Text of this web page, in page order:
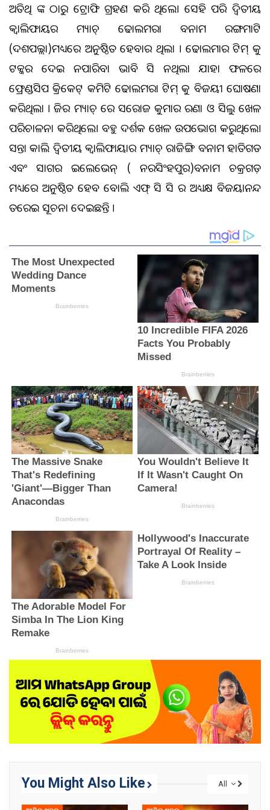
ଅତିଥି ଙ୍କ ଠାରୁ ଟ୍ରୋଫି ଗ୍ରହଣ କରି ଥିଲେ। ସେହି ପରି ଦ୍ଵିତୀୟ
କ୍ୱାଲିଫାୟର ମ୍ୟାଚ୍ ଢୋଲମରା ବନାମ ରଙ୍ଗମାଟିଆ
(ଦଶପଲ୍ଲା)ମଧ୍ୟରେ ଅନୁଷ୍ଠିତ ହେବାର ଥିଲା । ଢୋଲମାର ଟିମ୍ କୁ
ଟକ୍କର ଦେଇ ନପାରିବା ଭାବି ଆସି ନଥିଲା ଯାହା ଫଳରେ
ଫ୍ରେଣ୍ଡସିପ କ୍ରିକେଟ୍ କମିଟି ଢୋଲମରା ଟିମ୍ କୁ ବିଜୟୀ ଘୋଷଣା
କରିଥିଲା । ଆଜିର ମ୍ୟାଚ୍ ରେ ସରୋଜ କୁମାର ରଣା ଓ ସିଲୁ ଖେଳ
ପରିଚାଳନା କରିଥିଲେ। ବହୁ ଦର୍ଶକ ଖେଳ ଉପଭୋଗ କରୁଥିଲେ।
ଆସନ୍ତା କାଲି ଦ୍ୱିତୀୟ କ୍ୱାଲିଫାୟାର ମ୍ୟାଚ୍ ରାଜିଙ୍ଗି ବନାମ ହାତିଗଡ
ଏବଂ ସାଗର ଇଲେଭେନ୍ ( ନରସିଂହପୁର)ବନାମ ଚକ୍ରଗଡ଼
ମଧ୍ୟରେ ଅନୁଷ୍ଠିତ ହେବ ବୋଲି ଏଫ୍ ସି ସି ର ଅଧ୍ୟକ୍ଷ ବିଜୟାନନ୍ଦ
ତରେଇ ସୂଚନା ଦେଇଛନ୍ତି ।
All
You Might Also Like